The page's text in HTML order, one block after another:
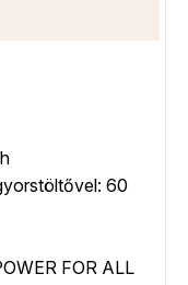
60
FOR ALL